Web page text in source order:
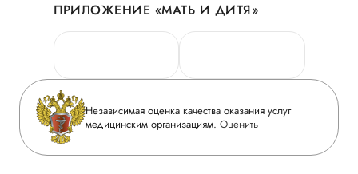
Новости
Руководство
Сотрудничество
Инвесторам
Журнал «Мать и дитя»
Вакансии
Личный кабинет
Персональные данные
Горячая линия качества
Вопрос-ответ
Приложение пациента
Статьи
ПРИЛОЖЕНИЕ «МАТЬ И ДИТЯ»
Независимая оценка качества оказания услуг
медицинским организациям. Оценить